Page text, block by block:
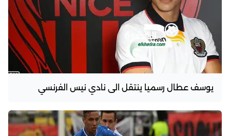
يوسف عطال رسميا ينتقل الى نادي نيس الفرنسي